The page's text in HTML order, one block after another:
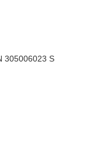
305006023 S